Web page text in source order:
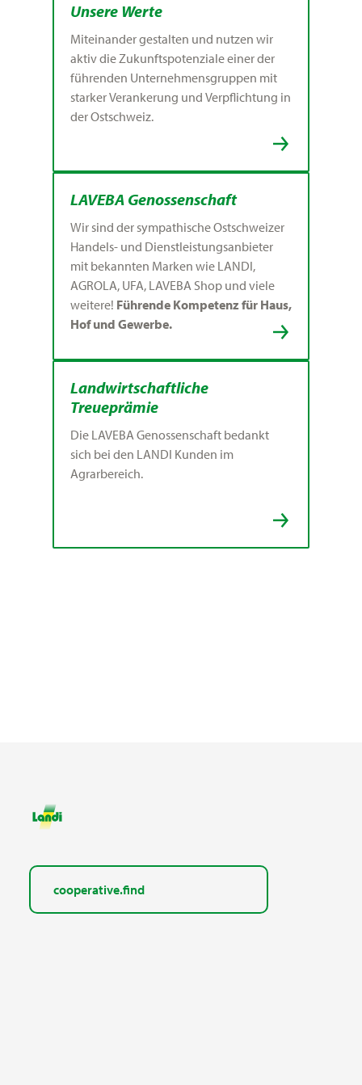
Unsere Werte
Miteinander gestalten und nutzen wir
aktiv die Zukunftspotenziale einer der
führenden Unternehmensgruppen mit
starker Verankerung und Verpflichtung in
der Ostschweiz.
LAVEBA Genossenschaft
Wir sind der sympathische Ostschweizer
Handels- und Dienstleistungsanbieter
mit bekannten Marken wie LANDI,
AGROLA, UFA, LAVEBA Shop und viele
weitere! Führende Kompetenz für Haus,
Hof und Gewerbe.
Landwirtschaftliche
Treueprämie
Die LAVEBA Genossenschaft bedankt
sich bei den LANDI Kunden im
Agrarbereich.
cooperative.find